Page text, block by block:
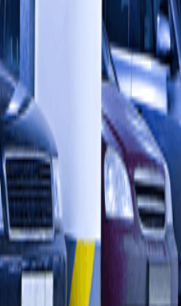
désinscrire quand vous le